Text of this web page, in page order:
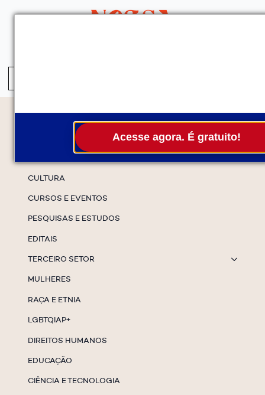
Acesse agora. É gratuito!
CULTURA
CURSOS E EVENTOS
PESQUISAS E ESTUDOS
EDITAIS
TERCEIRO SETOR
MULHERES
RAÇA E ETNIA
LGBTQIAP+
DIREITOS HUMANOS
EDUCAÇÃO
CIÊNCIA E TECNOLOGIA